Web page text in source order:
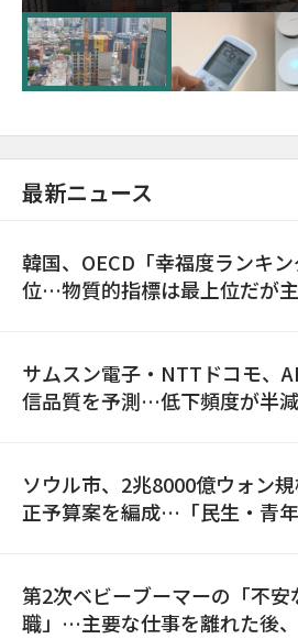
超が「ゾンビ企業」に…5年で
最新ニュース
韓国、OECD「幸福度ランキ
位…物質的指標は最上位だが
サムスン電子・NTTドコモ、
信品質を予測…低下頻度が半減
ソウル市、2兆8000億ウォン
正予算案を編成…「民生・青
第2次ベビーブーマーの「不安
職」…主要な仕事を離れた後